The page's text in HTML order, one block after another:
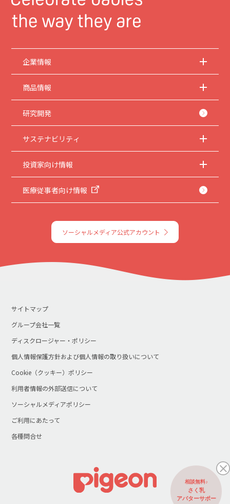
企業情報
商品情報
研究開発
サステナビリティ
投資家向け情報
医療従事者向け情報
ソーシャルメディア公式アカウント
サイトマップ
グループ会社一覧
ディスクロージャー・ポリシー
個人情報保護方針および個人情報の取り扱いについて
Cookie（クッキー）ポリシー
利用者情報の外部送信について
ソーシャルメディアポリシー
ご利用にあたって
各種問合せ
相談無料♪
さく乳
アバターサポー